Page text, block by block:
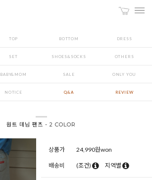
TOP BOTTOM DRESS
SET SHOES&SOCKS OTHERS
BABY&MOM SALE ONLY YOU
NOTICE Q&A REVIEW
원트 데님 팬츠 - 2 COLOR
상품가 24,990원won
배송비 (조건) 지역별